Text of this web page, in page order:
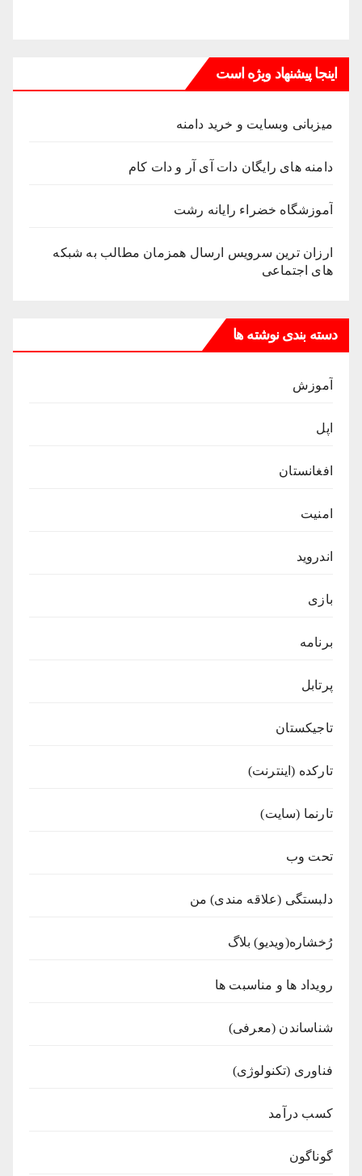
اینجا پیشنهاد ویژه است
میزبانی وبسایت و خرید دامنه
دامنه های رایگان دات آی آر و دات کام
آموزشگاه خضراء رایانه رشت
ارزان ترین سرویس ارسال همزمان مطالب به شبکه
های اجتماعی
دسته بندی نوشته ها
آموزش
اپل
افغانستان
امنیت
اندروید
بازی
برنامه
پرتابل
تاجیکستان
تارکده (اینترنت)
تارنما (سایت)
تحت وب
دلبستگی (علاقه مندی) من
رُخشاره(ویدیو) بلاگ
رویداد ها و مناسبت ها
شناساندن (معرفی)
فناوری (تکنولوژی)
کسب درآمد
گوناگون